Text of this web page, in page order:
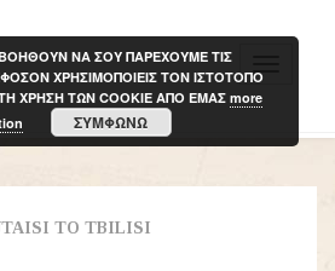
TO TBILISI
ΝΑ ΣΟΥ ΠΑΡΕΧΟΥΜΕ ΤΙΣ
ΧΡΗΣΙΜΟΠΟΙΕΙΣ ΤΟΝ ΙΣΤΟΤΟΠΟ
ΧΡΗΣΗ ΤΩΝ COOKIE ΑΠΟ ΕΜΑΣ more
ΣΥΜΦΩΝΩ